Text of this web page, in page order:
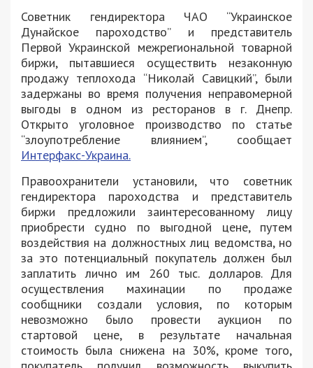
Советник гендиректора ЧАО “Украинское
Дунайское пароходство” и представитель
Первой Украинской межрегиональной товарной
биржи, пытавшиеся осуществить незаконную
продажу теплохода “Николай Савицкий”, были
задержаны во время получения неправомерной
выгоды в одном из ресторанов в г. Днепр.
Открыто уголовное производство по статье
“злоупотребление влиянием”, сообщает
Интерфакс-Украина.
Правоохранители установили, что советник
гендиректора пароходства и представитель
биржи предложили заинтересованному лицу
приобрести судно по выгодной цене, путем
воздействия на должностных лиц ведомства, но
за это потенциальный покупатель должен был
заплатить лично им 260 тыс. долларов. Для
осуществления махинации по продаже
сообщники создали условия, по которым
невозможно было провести аукцион по
стартовой цене, в результате начальная
стоимость была снижена на 30%, кроме того,